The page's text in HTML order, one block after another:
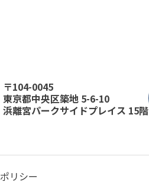
〒104-0045
東京都中央区築地 5-6-10
浜離宮パークサイドプレイス 15階
ポリシー